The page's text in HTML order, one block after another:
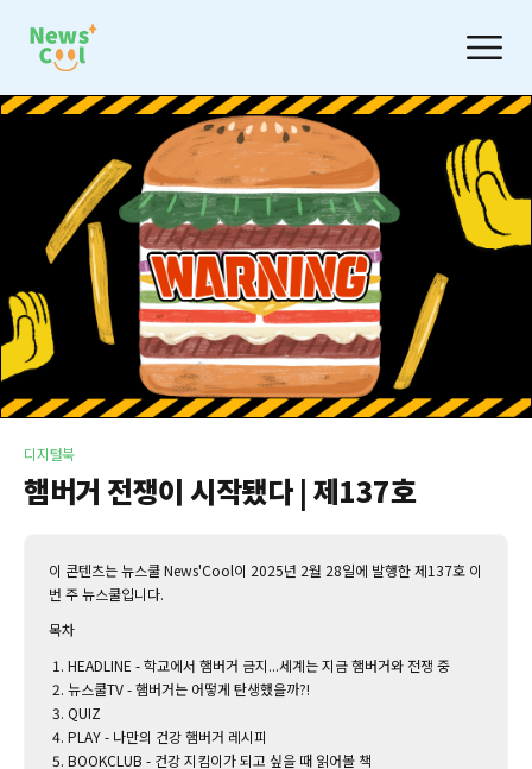
디지털북
햄버거 전쟁이 시작됐다 | 제137호
이 콘텐츠는 뉴스쿨 News'Cool이 2025년 2월 28일에 발행한 제137호 이
번 주 뉴스쿨입니다.‌
목차
HEADLINE - 학교에서 햄버거 금지...세계는 지금 햄버거와 전쟁 중
뉴스쿨TV - 햄버거는 어떻게 탄생했을까?!
QUIZ
PLAY - 나만의 건강 햄버거 레시피
BOOKCLUB - 건강 지킴이가 되고 싶을 때 읽어볼 책